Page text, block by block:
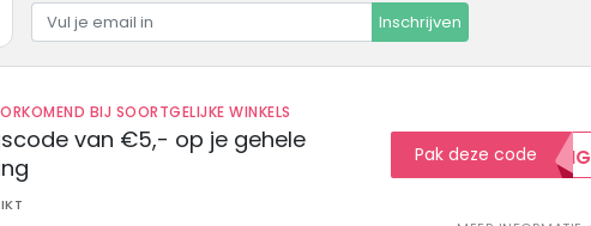
Inschrijven
BIJ SOORTGELIJKE WINKELS
van €5,- op je gehele
Pak deze code5KORTING